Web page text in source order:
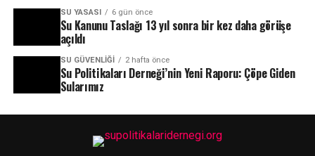
SU YASASI 6 gün önce
Su Kanunu Taslağı 13 yıl sonra bir kez daha görüşe
açıldı
SU GÜVENLIĞI 2 hafta önce
Su Politikaları Derneği’nin Yeni Raporu: Çöpe Giden
Sularımız